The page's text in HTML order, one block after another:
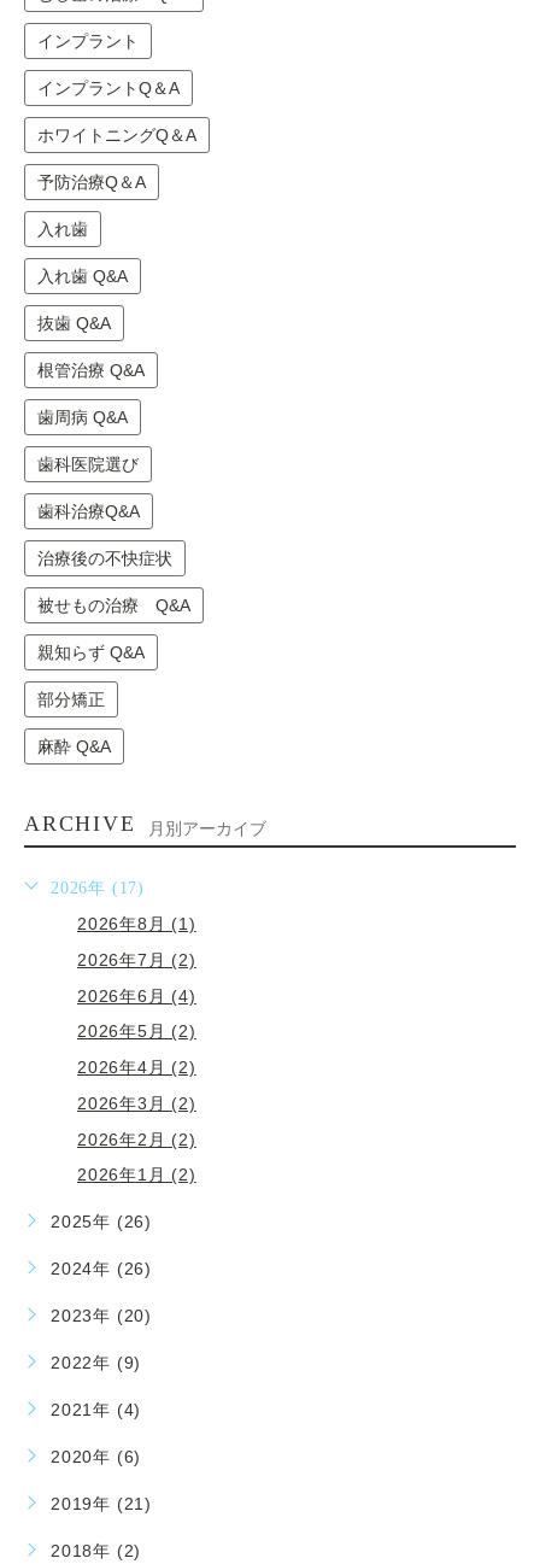
インプラント
インプラントQ＆A
ホワイトニングQ＆A
予防治療Q＆A
入れ歯
入れ歯 Q&A
抜歯 Q&A
根管治療 Q&A
歯周病 Q&A
歯科医院選び
歯科治療Q&A
治療後の不快症状
被せもの治療 Q&A
親知らず Q&A
部分矯正
麻酔 Q&A
ARCHIVE 月別アーカイブ
2026年 (17)
2026年8月 (1)
2026年7月 (2)
2026年6月 (4)
2026年5月 (2)
2026年4月 (2)
2026年3月 (2)
2026年2月 (2)
2026年1月 (2)
2025年 (26)
2024年 (26)
2023年 (20)
2022年 (9)
2021年 (4)
2020年 (6)
2019年 (21)
2018年 (2)